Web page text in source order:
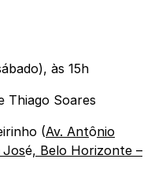
às 15h
Thiago Soares
(Av. Antônio
José, Belo Horizonte –